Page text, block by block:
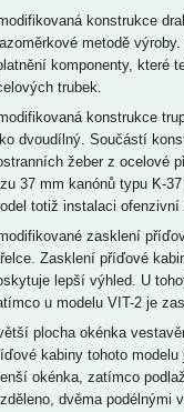
konstrukce
metodě
komponenty, které
trubek.
konstrukce
dvoudílný. Součástí
žeber z ocelové
37 mm kanónů typu K-
totiž instalaci
zasklení
Zasklení příďové
lepší výhled. U
u modelu VIT-2 je
plocha okénka
kabiny tohoto
okénka, zatímco
dvěma podélnými